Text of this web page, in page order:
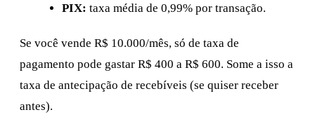
PIX: taxa média de 0,99% por transação.
Se você vende R$ 10.000/mês, só de taxa de
pagamento pode gastar R$ 400 a R$ 600. Some a isso a
taxa de antecipação de recebíveis (se quiser receber
antes).